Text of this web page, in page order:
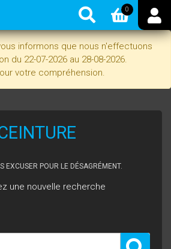
informons que nous n'effectuons
du 22-07-2026 au 28-08-2026.
votre compréhension.
0
EXCUSER POUR LE DÉSAGRÉMENT.
une nouvelle recherche